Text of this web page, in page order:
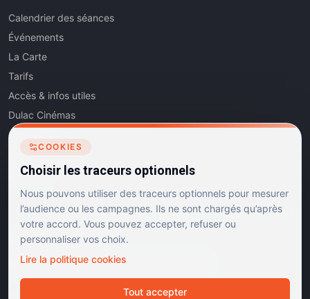
Calendrier des séances
Événements
La Carte
Tarifs
Accès & infos utiles
Dulac Cinémas
Cinéma5
Les Dits de l'Art
Contact
RÉSEAUX SOCIAUX
Instagram Facebook Linkedin
COOKIES
Choisir les traceurs optionnels
Nous pouvons utiliser des traceurs optionnels pour mesurer
l’audience ou les campagnes. Ils ne sont chargés qu’après
votre accord. Vous pouvez accepter, refuser ou
personnaliser vos choix.
Lire la politique cookies
Tout accepter